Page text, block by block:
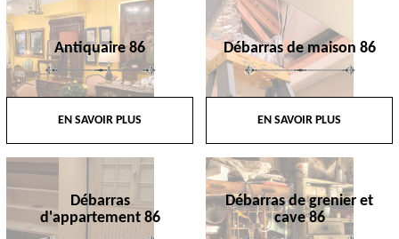
Antiquaire 86
EN SAVOIR PLUS
Débarras de maison 86
EN SAVOIR PLUS
Débarras
d'appartement 86
Débarras de grenier et
cave 86